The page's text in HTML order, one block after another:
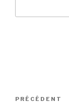
Navigation
Article
PRÉCÉDENT